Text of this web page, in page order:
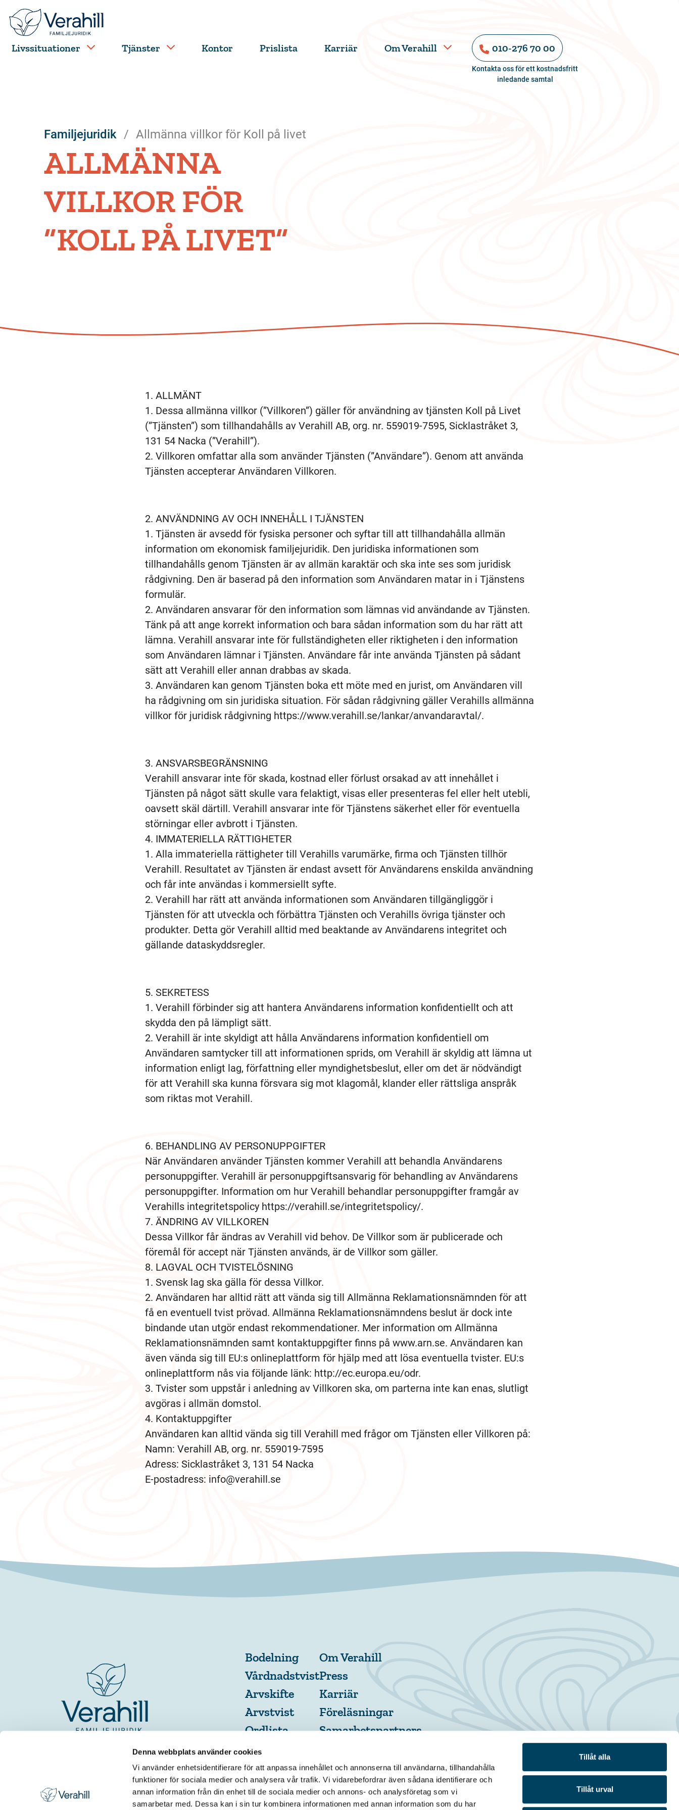
Denna webbplats använder cookies
Vi använder enhetsidentifierare för att anpassa innehållet och annonserna till användarna, tillhandahålla
funktioner för sociala medier och analysera vår trafik. Vi vidarebefordrar även sådana identifierare och
annan information från din enhet till de sociala medier och annons- och analysföretag som vi
samarbetar med. Dessa kan i sin tur kombinera informationen med annan information som du har
Tillåt alla
Tillåt urval
Livssituationer Tjänster Kontor Prislista Karriär Om Verahill 010-276 70 00
Kontakta oss för ett kostnadsfritt
inledande samtal
Familjejuridik Allmänna villkor för Koll på livet
ALLMÄNNA
VILLKOR FÖR
”KOLL PÅ LIVET”
ALLMÄNT
Dessa allmänna villkor (”Villkoren”) gäller för användning av tjänsten Koll på Livet
(”Tjänsten”) som tillhandahålls av Verahill AB, org. nr. 559019-7595, Sicklastråket 3,
131 54 Nacka (”Verahill”).
Villkoren omfattar alla som använder Tjänsten (”Användare”). Genom att använda
Tjänsten accepterar Användaren Villkoren.
ANVÄNDNING AV OCH INNEHÅLL I TJÄNSTEN
Tjänsten är avsedd för fysiska personer och syftar till att tillhandahålla allmän
information om ekonomisk familjejuridik. Den juridiska informationen som
tillhandahålls genom Tjänsten är av allmän karaktär och ska inte ses som juridisk
rådgivning. Den är baserad på den information som Användaren matar in i Tjänstens
formulär.
Användaren ansvarar för den information som lämnas vid användande av Tjänsten.
Tänk på att ange korrekt information och bara sådan information som du har rätt att
lämna. Verahill ansvarar inte för fullständigheten eller riktigheten i den information
som Användaren lämnar i Tjänsten. Användare får inte använda Tjänsten på sådant
sätt att Verahill eller annan drabbas av skada.
Användaren kan genom Tjänsten boka ett möte med en jurist, om Användaren vill
ha rådgivning om sin juridiska situation. För sådan rådgivning gäller Verahills allmänna
villkor för juridisk rådgivning https://www.verahill.se/lankar/anvandaravtal/.
ANSVARSBEGRÄNSNING
Verahill ansvarar inte för skada, kostnad eller förlust orsakad av att innehållet i
Tjänsten på något sätt skulle vara felaktigt, visas eller presenteras fel eller helt utebli,
oavsett skäl därtill. Verahill ansvarar inte för Tjänstens säkerhet eller för eventuella
störningar eller avbrott i Tjänsten.
IMMATERIELLA RÄTTIGHETER
Alla immateriella rättigheter till Verahills varumärke, firma och Tjänsten tillhör
Verahill. Resultatet av Tjänsten är endast avsett för Användarens enskilda användning
och får inte användas i kommersiellt syfte.
Verahill har rätt att använda informationen som Användaren tillgängliggör i
Tjänsten för att utveckla och förbättra Tjänsten och Verahills övriga tjänster och
produkter. Detta gör Verahill alltid med beaktande av Användarens integritet och
gällande dataskyddsregler.
SEKRETESS
Verahill förbinder sig att hantera Användarens information konfidentiellt och att
skydda den på lämpligt sätt.
Verahill är inte skyldigt att hålla Användarens information konfidentiell om
Användaren samtycker till att informationen sprids, om Verahill är skyldig att lämna ut
information enligt lag, författning eller myndighetsbeslut, eller om det är nödvändigt
för att Verahill ska kunna försvara sig mot klagomål, klander eller rättsliga anspråk
som riktas mot Verahill.
BEHANDLING AV PERSONUPPGIFTER
När Användaren använder Tjänsten kommer Verahill att behandla Användarens
personuppgifter. Verahill är personuppgiftsansvarig för behandling av Användarens
personuppgifter. Information om hur Verahill behandlar personuppgifter framgår av
Verahills integritetspolicy https://verahill.se/integritetspolicy/.
ÄNDRING AV VILLKOREN
Dessa Villkor får ändras av Verahill vid behov. De Villkor som är publicerade och
föremål för accept när Tjänsten används, är de Villkor som gäller.
LAGVAL OCH TVISTELÖSNING
Svensk lag ska gälla för dessa Villkor.
Användaren har alltid rätt att vända sig till Allmänna Reklamationsnämnden för att
få en eventuell tvist prövad. Allmänna Reklamationsnämndens beslut är dock inte
bindande utan utgör endast rekommendationer. Mer information om Allmänna
Reklamationsnämnden samt kontaktuppgifter finns på www.arn.se. Användaren kan
även vända sig till EU:s onlineplattform för hjälp med att lösa eventuella tvister. EU:s
onlineplattform nås via följande länk: http://ec.europa.eu/odr.
Tvister som uppstår i anledning av Villkoren ska, om parterna inte kan enas, slutligt
avgöras i allmän domstol.
Kontaktuppgifter
Användaren kan alltid vända sig till Verahill med frågor om Tjänsten eller Villkoren på:
Namn: Verahill AB, org. nr. 559019-7595
Adress: Sicklastråket 3, 131 54 Nacka
E-postadress: info@verahill.se
Bodelning
Vårdnadstvist
Arvskifte
Arvstvist
Ordlista
Om Verahill
Press
Karriär
Föreläsningar
Samarbetspartners